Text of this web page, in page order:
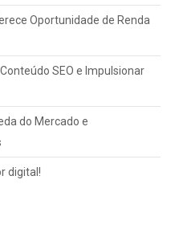
Oportunidade de Renda
SEO e Impulsionar
do Mercado e
digital!